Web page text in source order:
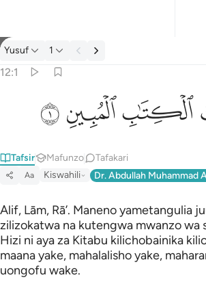
Tafsir: Yusuf 12:1
Yusuf 1
12:1
الر تلك ايات الكتاب المبين ١
الٓر ۚ تِلْكَ ءَايَـٰتُ ٱلْكِتَـٰبِ ٱلْمُبِينِ ١
ﲖﲗﲘ
Tafsir Mafunzo Tafakari
Aa Kiswahili Dr. Abdullah Muhammad
Alif, Lām, Rā’. Maneno yametangulia
zilizokatwa na kutengwa mwanzo wa
Hizi ni aya za Kitabu kilichobainika
maana yake, mahalalisho yake,
uongofu wake.